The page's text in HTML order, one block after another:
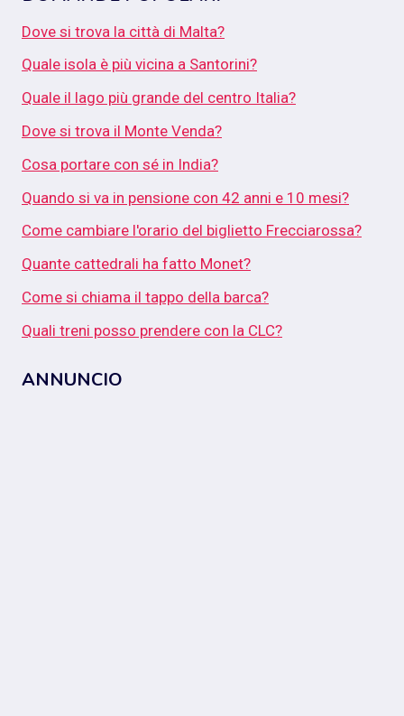
Dove si trova la città di Malta?
Quale isola è più vicina a Santorini?
Quale il lago più grande del centro Italia?
Dove si trova il Monte Venda?
Cosa portare con sé in India?
Quando si va in pensione con 42 anni e 10 mesi?
Come cambiare l'orario del biglietto Frecciarossa?
Quante cattedrali ha fatto Monet?
Come si chiama il tappo della barca?
Quali treni posso prendere con la CLC?
ANNUNCIO